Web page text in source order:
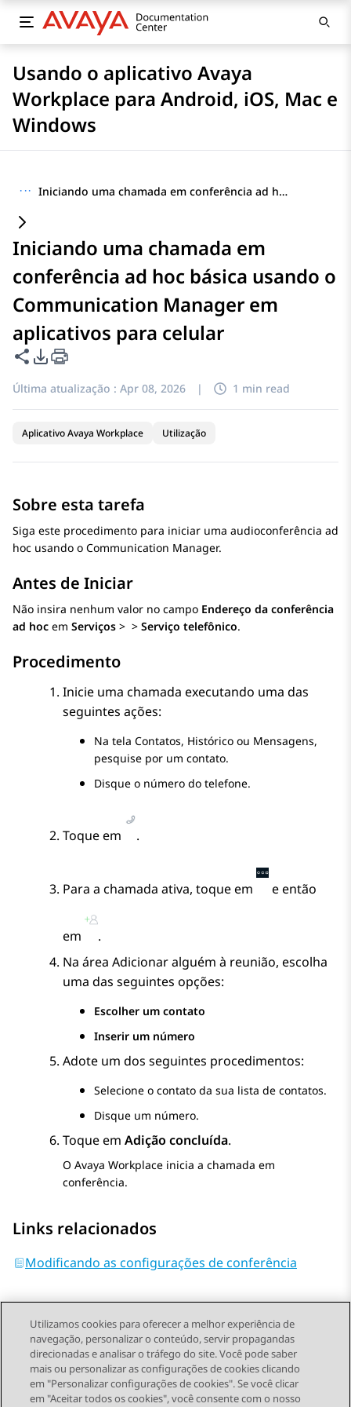
Usando o aplicativo Avaya
Workplace para Android, iOS, Mac e
Windows
··· Iniciando uma chamada em conferência ad hoc básica usando o Communication Manager em aplicativos para celular
Iniciando uma chamada em
conferência ad hoc básica usando o
Communication Manager em
aplicativos para celular
Compartilhar esta página
Opções de exportação de PDF
Última atualização : Apr 08, 2026 | 1 min read
Aplicativo Avaya Workplace Utilização
Sobre esta tarefa
Siga este procedimento para iniciar uma audioconferência ad
hoc usando o Communication Manager.
Antes de Iniciar
Não insira nenhum valor no campo Endereço da conferência
ad hoc em Serviços > > Serviço telefônico.
Procedimento
Inicie uma chamada executando uma das
seguintes ações:
Na tela Contatos, Histórico ou Mensagens,
pesquise por um contato.
Disque o número do telefone.
Toque em .
Para a chamada ativa, toque em e então
em
.
Na área Adicionar alguém à reunião, escolha
uma das seguintes opções:
Escolher um contato
Inserir um número
Adote um dos seguintes procedimentos:
Selecione o contato da sua lista de contatos.
Disque um número.
Toque em Adição concluída.
O Avaya Workplace inicia a chamada em
conferência.
Links relacionados
Modificando as configurações de conferência
Send Feedback
Utilizamos cookies para oferecer a melhor experiência de
navegação, personalizar o conteúdo, servir propagandas
direcionadas e analisar o tráfego do site. Você pode saber
mais ou personalizar as configurações de cookies clicando
em "Personalizar configurações de cookies". Se você clicar
em "Aceitar todos os cookies", você consente com o nosso